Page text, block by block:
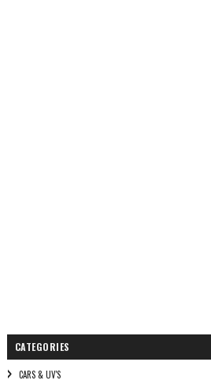
CATEGORIES
CARS & UV'S